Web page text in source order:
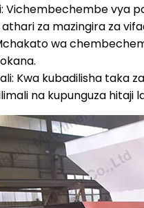
Vichembechembe vya
za mazingira za
wa
Kwa kubadilisha taka
na kupunguza hitaji